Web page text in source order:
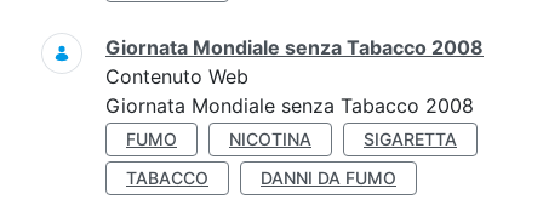
Giornata Mondiale senza Tabacco 2008
Contenuto Web
Giornata Mondiale senza Tabacco 2008
FUMO NICOTINA
SIGARETTA
TABACCO
DANNI DA FUMO